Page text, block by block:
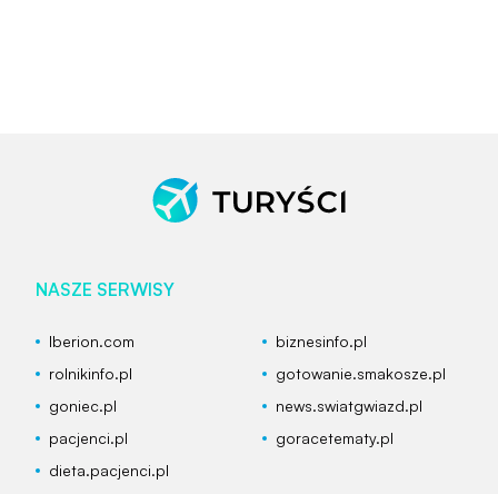
NASZE SERWISY
Iberion.com
biznesinfo.pl
rolnikinfo.pl
gotowanie.smakosze.pl
goniec.pl
news.swiatgwiazd.pl
pacjenci.pl
goracetematy.pl
dieta.pacjenci.pl